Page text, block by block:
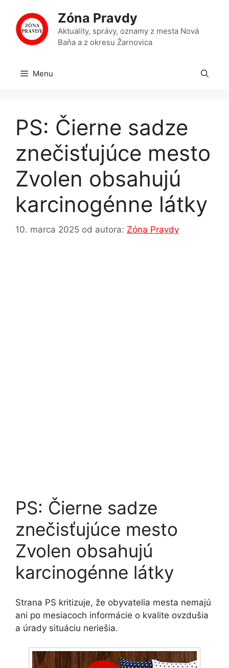
obsah
Zóna Pravdy
Aktuality, správy, oznamy z mesta Nová
Baňa a z okresu Žarnovica
Menu
PS: Čierne sadze
znečisťujúce mesto
Zvolen obsahujú
karcinogénne látky
10. marca 2025 od autora: Zóna Pravdy
PS: Čierne sadze
znečisťujúce mesto
Zvolen obsahujú
karcinogénne látky
Strana PS kritizuje, že obyvatelia mesta nemajú
ani po mesiacoch informácie o kvalite ovzdušia
a úrady situáciu neriešia.